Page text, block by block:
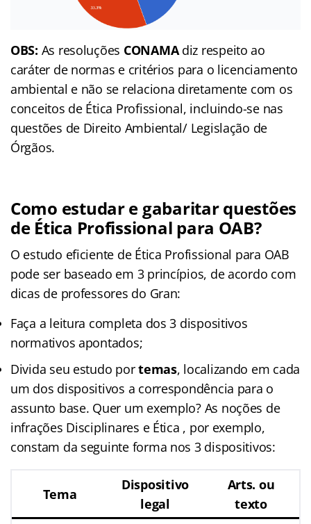
OBS: As resoluções CONAMAdiz respeito ao
caráter de normas e critérios para o licenciamento
ambiental e não se relaciona diretamente com os
conceitos de Ética Profissional, incluindo-se nas
questões de Direito Ambiental/ Legislação de
Órgãos.
Como estudar e gabaritar questões
de Ética Profissional para OAB?
O estudo eficiente de Ética Profissional para OAB
pode ser baseado em 3 princípios, de acordo com
dicas de professores do Gran:
Faça a leitura completa dos 3 dispositivos
normativos apontados;
Divida seu estudo portemas, localizando em cada
um dos dispositivos a correspondência para o
assunto base. Quer um exemplo? As noções de
infrações Disciplinares e Ética , por exemplo,
constam da seguinte forma nos 3 dispositivos:
Tema
Dispositivo
legal
Arts. ou
texto